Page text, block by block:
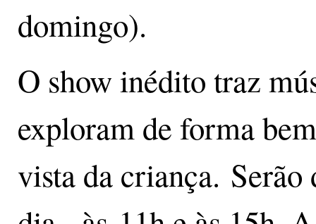
domingo).
O show inédito traz
exploram de forma
vista da criança.